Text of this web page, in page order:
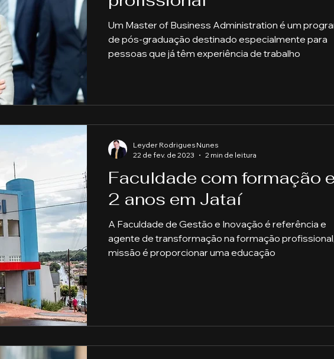
Um Master of Business Administration é um
de pós-graduação destinado especialmente para
pessoas que já têm experiência de trabalho
Faculdade com formação
2 anos em Jataí
A Faculdade de Gestão e Inovação é referência e
agente de transformação na formação
missão é proporcionar uma educação
Leyder Rodrigues Nunes
22 de fev. de 2023
2 min de leitura